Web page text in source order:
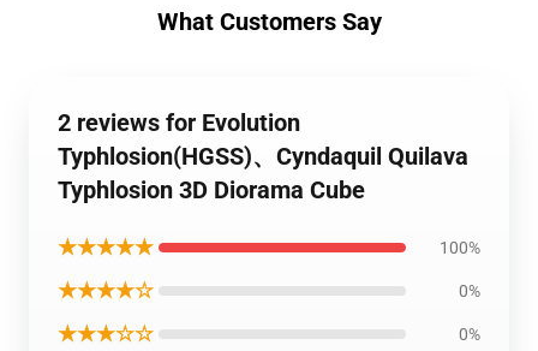
What Customers Say
2 reviews for Evolution
Typhlosion(HGSS)、Cyndaquil Quilava
Typhlosion 3D Diorama Cube
★★★★★ 100%
★★★★☆ 0%
★★★☆☆ 0%